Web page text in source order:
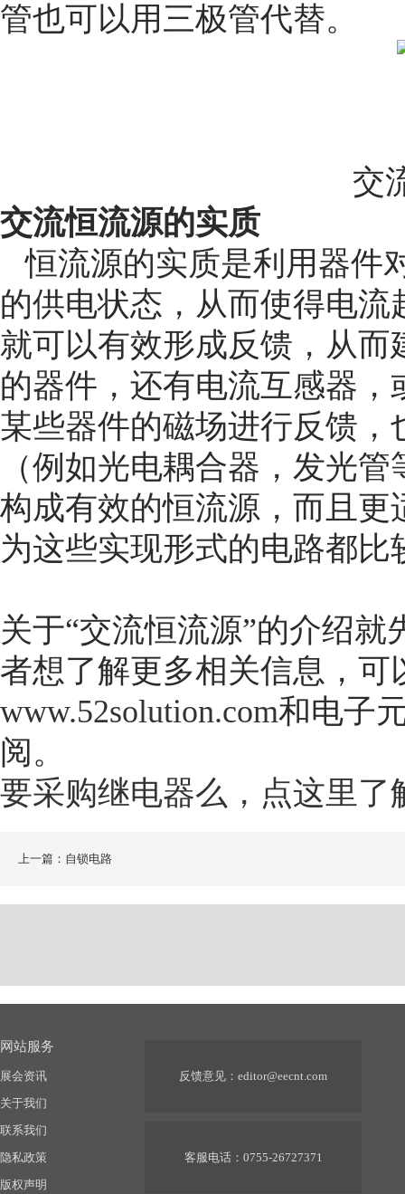
管也可以用三极管代替。
交
交流恒流源的实质
恒流源的实质是利用器件
的供电状态，从而使得电
就可以有效形成反馈，从
的器件，还有电流互感器
某些器件的磁场进行反馈
（例如光电耦合器，发光
构成有效的恒流源，而且
为这些实现形式的电路都
关于“交流恒流源”的介绍
者想了解更多相关信息，可
www.52solution.com和电子
阅。
要采购继电器么，点这里了
上一篇：自锁电路
网站服务
展会资讯
关于我们
联系我们
隐私政策
版权声明
反馈意见： editor@eecnt.com
客服电话：0755-26727371